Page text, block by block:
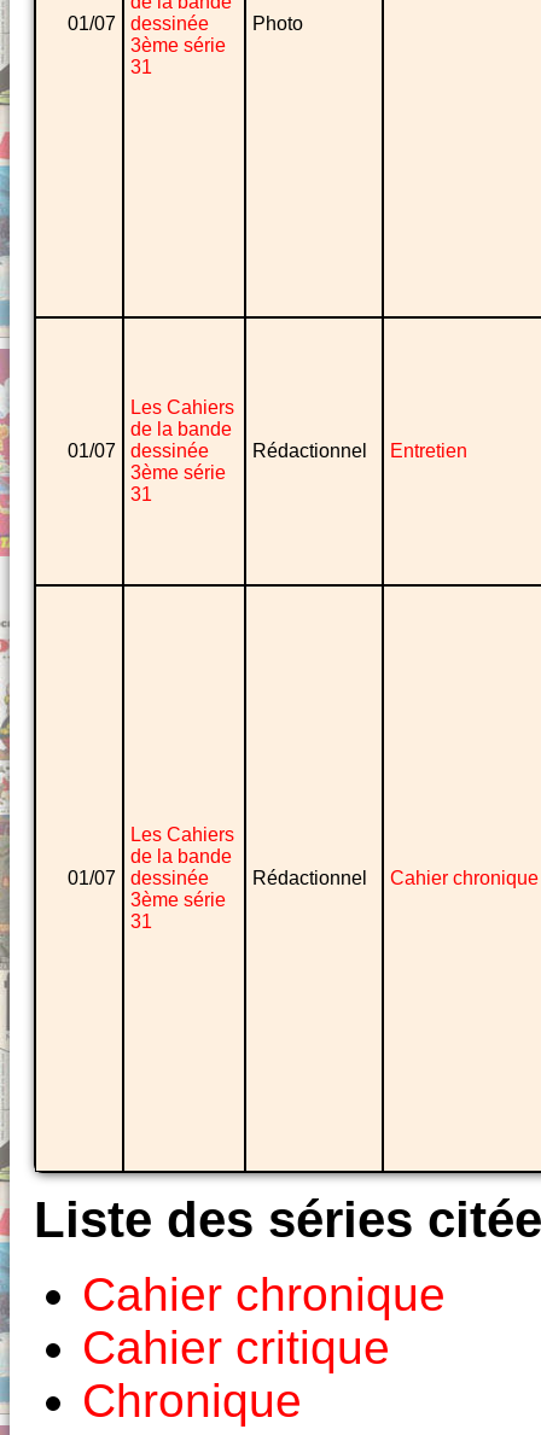
01/07
dessinée
3ème série
31
Photo
01/07
Les Cahiers
de la bande
dessinée
3ème série
31
Rédactionnel Entretien
01/07
Les Cahiers
de la bande
dessinée
3ème série
31
Rédactionnel Cahier chronique
Liste des séries
Cahier chronique
Cahier critique
Chronique